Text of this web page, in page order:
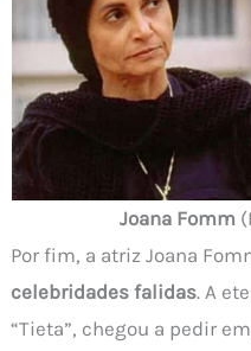
Joana Fomm
Por fim, a atriz Joana
celebridades falidas. A
“Tieta”, chegou a pedir